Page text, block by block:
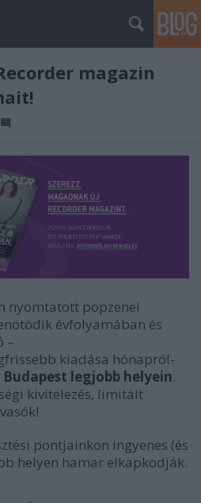
magazin
nyomtatott popzenei
évfolyamában és
–
kiadása hónapról-
Budapest legjobb helyein.
kivitelezés, limitált
pontjainkon ingyenes (és
helyen hamar elkapkodják.